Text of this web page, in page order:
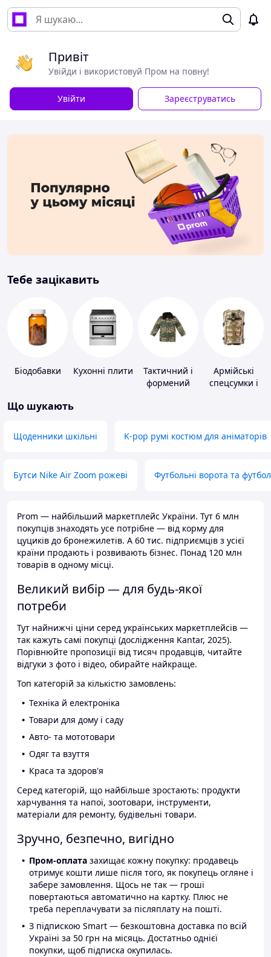
Привіт
Увійди і використовуй Пром на повну!
Увійти Зареєструватись
Тебе зацікавить
Біодобавки Кухонні плити
Тактичний і
формений
Армійські
спецсумки і
Що шукають
Щоденники шкільні K-pop румі костюм для аніматорів
Бутси Nike Air Zoom рожеві Футбольні ворота та
Prom — найбільший маркетплейс України. Тут 6 млн
покупців знаходять усе потрібне — від корму для
цуциків до бронежилетів. А 60 тис. підприємців з усієї
країни продають і розвивають бізнес. Понад 120 млн
товарів в одному місці.
Великий вибір — для будь-якої
потреби
Тут найнижчі ціни серед українських маркетплейсів —
так кажуть самі покупці (дослідження Kantar, 2025).
Порівнюйте пропозиції від тисяч продавців, читайте
відгуки з фото і відео, обирайте найкраще.
Топ категорій за кількістю замовлень:
Техніка й електроніка
Товари для дому і саду
Авто- та мототовари
Одяг та взуття
Краса та здоров'я
Серед категорій, що найбільше зростають: продукти
харчування та напої, зоотовари, інструменти,
матеріали для ремонту, будівельні товари.
Зручно, безпечно, вигідно
Пром-оплата захищає кожну покупку: продавець
отримує кошти лише після того, як покупець огляне і
забере замовлення. Щось не так — гроші
повертаються автоматично на картку. Плюс не
треба переплачувати за післяплату на пошті.
З підпискою Smart — безкоштовна доставка по всій
Україні за 50 грн на місяць. Достатньо однієї
покупки, щоб підписка окупилась.